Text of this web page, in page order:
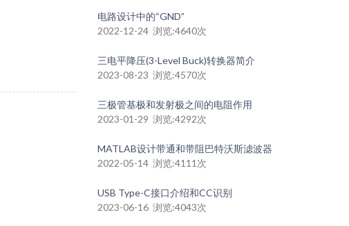
电路设计中的“GND”
2022-12-24 浏览:4640次
三电平降压(3-Level Buck)转换器简介
2023-08-23 浏览:4570次
三极管基极和发射极之间的电阻作用
2023-01-29 浏览:4292次
MATLAB设计带通和带阻巴特沃斯滤波器
2022-05-14 浏览:4111次
USB Type-C接口介绍和CC识别
2023-06-16 浏览:4043次